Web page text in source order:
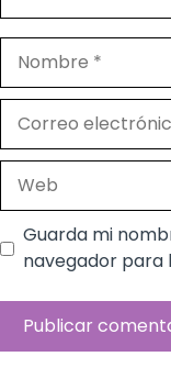
Nombre
electrónico
Guarda mi
navegador para